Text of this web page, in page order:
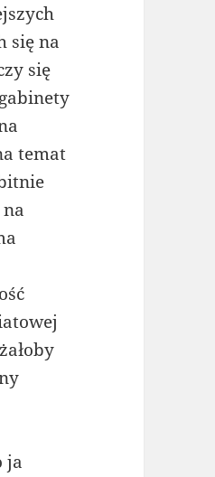
się na
się
temat
ja